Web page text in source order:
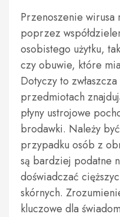
Przenoszenie wirusa
poprzez
osobistego użytku,
czy obuwie, które
Dotyczy to
przedmiotach
płyny ustrojowe
brodawki. Należy
przypadku osób z
są bardziej podatne
doświadczać
skórnych.
kluczowe dla